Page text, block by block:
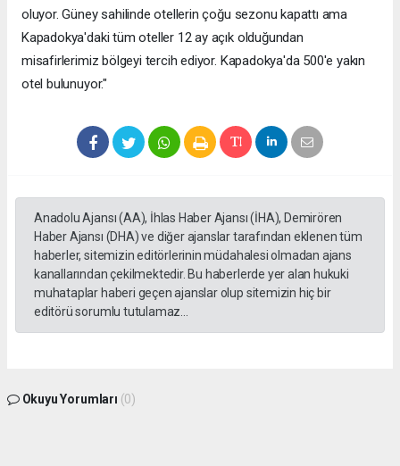
oluyor. Güney sahilinde otellerin çoğu sezonu kapattı ama
Kapadokya'daki tüm oteller 12 ay açık olduğundan
misafirlerimiz bölgeyi tercih ediyor. Kapadokya'da 500'e yakın
otel bulunuyor."
Anadolu Ajansı (AA), İhlas Haber Ajansı (İHA), Demirören
Haber Ajansı (DHA) ve diğer ajanslar tarafından eklenen tüm
haberler, sitemizin editörlerinin müdahalesi olmadan ajans
kanallarından çekilmektedir. Bu haberlerde yer alan hukuki
muhataplar haberi geçen ajanslar olup sitemizin hiç bir
editörü sorumlu tutulamaz...
Okuyu Yorumları (0)